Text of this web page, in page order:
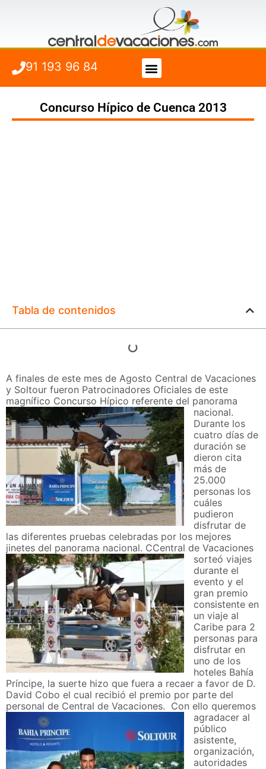
91 193 96 84
Concurso Hípico de Cuenca 2013
Tabla de contenidos
A finales de este mes de Agosto Central de Vacaciones
y Soltour fueron Patrocinadores Oficiales de este
magnífico Concurso Hípico referente del panorama
nacional.
Durante los
cuatro días de
duración se
dieron cita
más de
25.000
personas los
cuáles
pudieron
disfrutar de
las diferentes pruebas celebradas por los mejores
jinetes del panorama nacional. CCentral de Vacaciones
sorteó viajes
durante el
evento y el
gran premio
consistente en
un viaje al
Caribe para 2
personas para
disfrutar en
uno de los
hoteles Bahía
Príncipe, la suerte hizo que fuera a recaer a favor de D.
David Cobo el cual recibió el premio por parte del
personal de Central de Vacaciones. Con ello queremos
agradacer al
público
asistente,
organización,
autoridades